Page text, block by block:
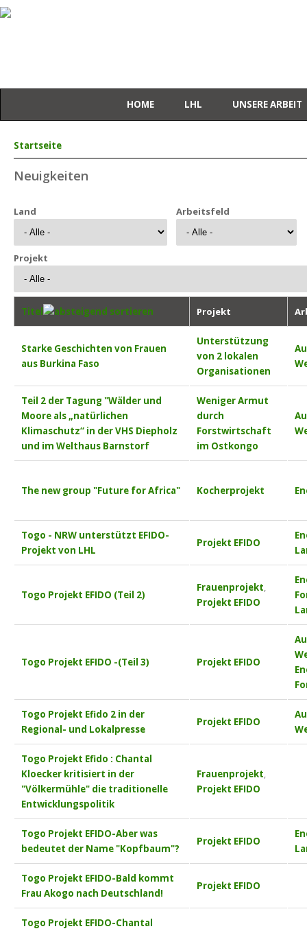
HOME LHL UNSERE ARBEIT
Sie sind hier
Startseite
Neuigkeiten
Land Arbeitsfeld
Projekt
Titel Projekt
Starke Geschichten von Frauen
aus Burkina Faso
Unterstützung
von 2 lokalen
Organisationen
Teil 2 der Tagung "Wälder und
Moore als „natürlichen
Klimaschutz“ in der VHS Diepholz
und im Welthaus Barnstorf
Weniger Armut
durch
Forstwirtschaft
im Ostkongo
The new group "Future for Africa" Kocherprojekt
Togo - NRW unterstützt EFIDO-
Projekt von LHL
Projekt EFIDO
Togo Projekt EFIDO (Teil 2)
Frauenprojekt,
Projekt EFIDO
Togo Projekt EFIDO -(Teil 3) Projekt EFIDO
Togo Projekt Efido 2 in der
Regional- und Lokalpresse
Projekt EFIDO
Togo Projekt Efido : Chantal
Kloecker kritisiert in der
"Völkermühle" die traditionelle
Entwicklungspolitik
Frauenprojekt,
Projekt EFIDO
Togo Projekt EFIDO-Aber was
bedeutet der Name "Kopfbaum"?
Projekt EFIDO
Togo Projekt EFIDO-Bald kommt
Frau Akogo nach Deutschland!
Projekt EFIDO
Togo Projekt EFIDO-Chantal